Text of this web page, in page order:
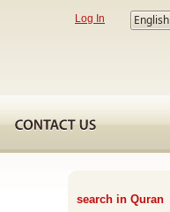
Log In
search in Quran